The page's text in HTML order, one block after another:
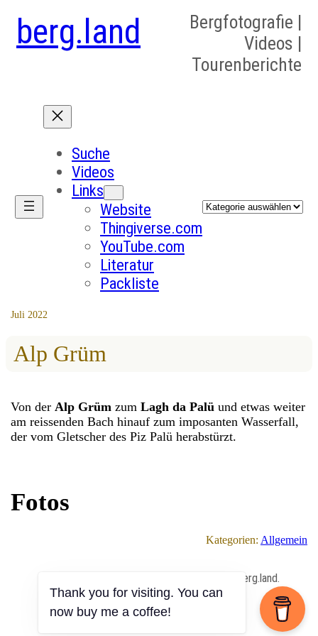
berg.land
Bergfotografie |
Videos |
Tourenberichte
Suche
Videos
Links
Website
Thingiverse.com
YouTube.com
Literatur
Packliste
Kategorien
Juli 2022
Alp Grüm
Von derAlp Grüm zumLagh da Palü und etwas weiter
am reissenden Bach hinauf zum imposanten Wasserfall,
der vom Gletscher des Piz Palü herabstürzt.
Fotos
Kategorien: Allgemein
All Content Copyrighted ⓒ 2013 – 2026 by berg.land.
Impressum |Datenschutz
Thank you for visiting. You can
now buy me a coffee!